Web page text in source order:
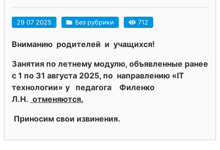
29 07 2025 Без рубрики 712
Вниманию родителей и учащихся!
Занятия по летнему модулю, объявленные ранее
с 1 по 31 августа 2025, по направлению «IT
технологии» у педагога Филенко
Л.Н. отменяются.
Приносим свои извинения.